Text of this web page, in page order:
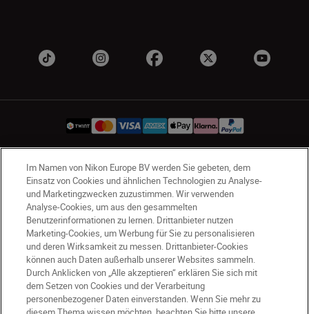
CH Nikon Sites
Kontaktieren Sie uns
Datenschutzhinweis
Nutzungsbedingungen
Geschäftsbedingungen des Nikon Stores
Cookie-Hinweise
Barrierefreiheit
Cookie-Einstellungen
© 2026 Nikon
Im Namen von Nikon Europe BV werden Sie gebeten, dem
Einsatz von Cookies und ähnlichen Technologien zu Analyse-
und Marketingzwecken zuzustimmen. Wir verwenden
Analyse-Cookies, um aus den gesammelten
Benutzerinformationen zu lernen. Drittanbieter nutzen
Marketing-Cookies, um Werbung für Sie zu personalisieren
und deren Wirksamkeit zu messen. Drittanbieter-Cookies
können auch Daten außerhalb unserer Websites sammeln.
Durch Anklicken von „Alle akzeptieren“ erklären Sie sich mit
dem Setzen von Cookies und der Verarbeitung
personenbezogener Daten einverstanden. Wenn Sie mehr zu